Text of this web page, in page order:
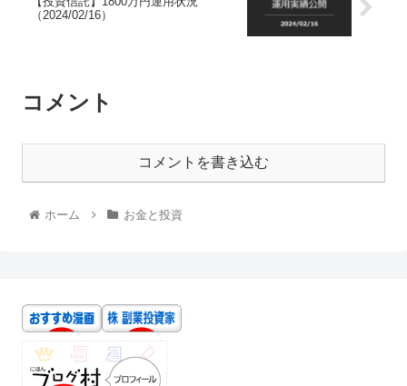
（2024/02/16）
コメント
コメントを書き込む
ホーム お金と投資